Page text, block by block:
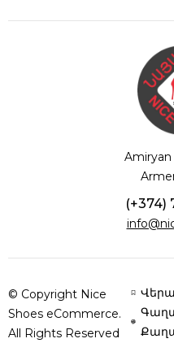
Amiryan
(+374)
© Copyright Nice
Shoes eCommerce.
All Rights Reserved